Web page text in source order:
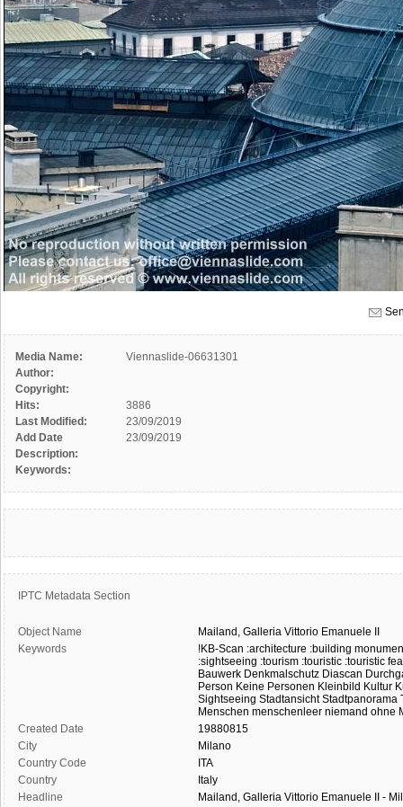
Media Name:
Viennaslide-06631301
Author:
Copyright:
Hits:
3886
Last Modified:
23/09/2019
Add Date
23/09/2019
Description:
Keywords:
IPTC Metadata Section
Object Name Mailand, Galleria Vittorio Emanuele
Keywords
!KB-Scan :architecture :building
:sightseeing :tourism :touristic :touristic
Bauwerk Denkmalschutz Diascan
Person Keine Personen Kleinbild Kultur
Sightseeing Stadtansicht Stadtpanorama
Menschen menschenleer niemand ohne
Created Date
19880815
City
Milano
Country Code
ITA
Country
Italy
Headline
Mailand, Galleria Vittorio Emanuele II -